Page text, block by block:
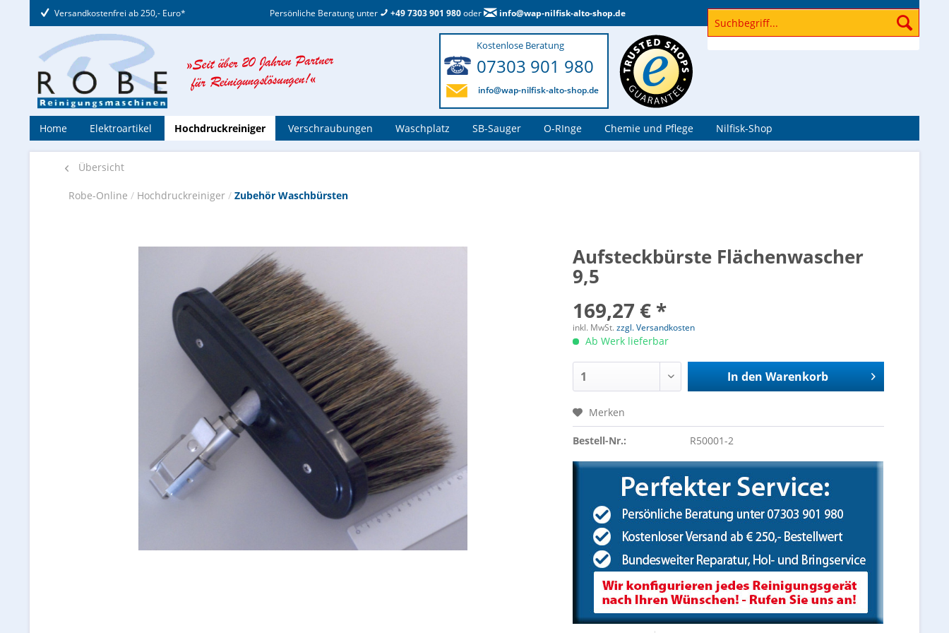
Versandkostenfrei ab 250,- Euro* Persönliche Beratung unter +49 7303 901 980oder info@wap-nilfisk-alto-shop.de Bundesweiter Reparatur, Hol- und Bringservice
Kostenlose Beratung
07303 901 980
info@wap-nilfisk-alto-shop.de
Home Elektroartikel Hochdruckreiniger Verschraubungen Waschplatz SB-Sauger O-RInge Chemie und Pflege Nilfisk-Shop
Übersicht
Robe-Online / Hochdruckreiniger / Zubehör Waschbürsten
Aufsteckbürste Flächenwascher
9,5
169,27 € *
inkl. MwSt.zzgl. Versandkosten
Ab Werk lieferbar
In den Warenkorb
Merken
Bestell-Nr.: R50001-2